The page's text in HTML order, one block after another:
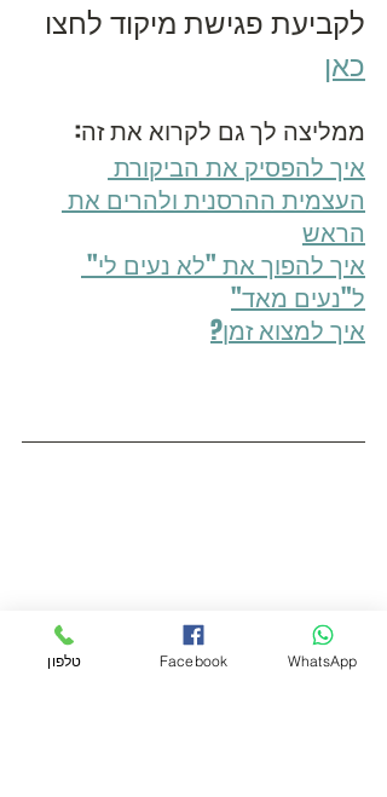
לקביעת פגישת מיקוד לחצו
כאן
ממליצה לך גם לקרוא את זה:
איך להפסיק את הביקורת
העצמית ההרסנית ולהרים את
הראש
איך להפוך את "לא נעים לי"
ל"נעים מאד"
איך למצוא זמן?
הטיפים עזרו לכם? יש לכם שאלות? טלפון Facebook WhatsApp